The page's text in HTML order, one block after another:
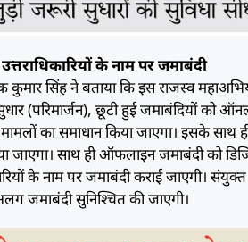
के नाम पर जमाबंदी
सिंह ने बताया कि इस राजस्व
(परिमार्जन), छूटी हुई जमाबंदियों को
का समाधान किया जाएगा। इसके
जाएगा। साथ ही ऑफलाइन जमाबंदी को
के नाम पर जमाबंदी कराई जाएगी।
जमाबंदी सुनिश्चित की जाएगी।